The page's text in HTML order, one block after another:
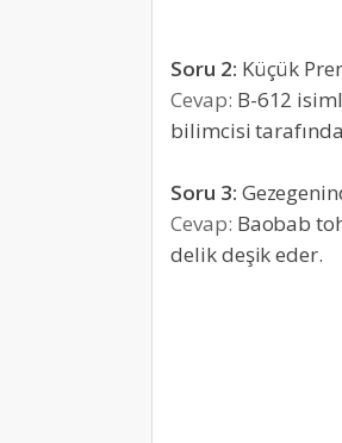
Soru 2: Küçük
Cevap: B-612
bilimcisi
Soru 3:
Cevap: Baobab
delik deşik eder.